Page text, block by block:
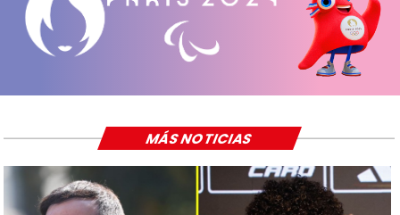
MÁS NOTICIAS